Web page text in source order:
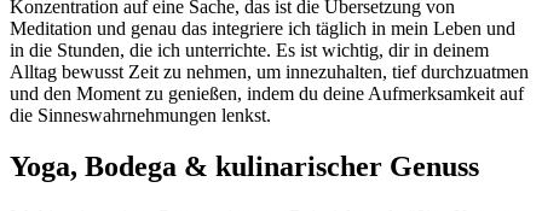
Konzentration auf eine Sache, das ist die Übersetzung von
Meditation und genau das integriere ich täglich in mein Leben und
in die Stunden, die ich unterrichte. Es ist wichtig, dir in deinem
Alltag bewusst Zeit zu nehmen, um innezuhalten, tief durchzuatmen
und den Moment zu genießen, indem du deine Aufmerksamkeit auf
die Sinneswahrnehmungen lenkst.
Yoga, Bodega & kulinarischer Genuss